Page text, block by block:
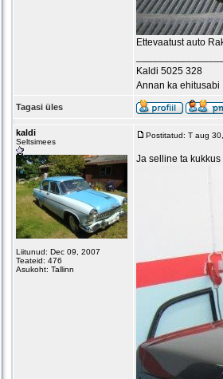
Ettevaatust auto
Kaldi 5025 328
Annan ka ehitusabi
Tagasi üles
kaldi
Seltsimees
Liitunud: Dec 09, 2007
Teateid: 476
Asukoht: Tallinn
Postitatud: T aug
Ja selline ta